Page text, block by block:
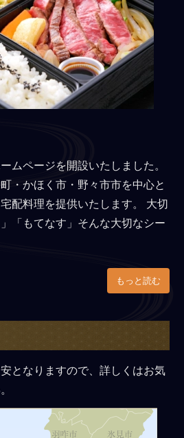
ムページを開設いたしました。
・かほく市・野々市市を中心と
配料理を提供いたします。 大切
「もてなす」そんな大切なシー
もっと読む
となりますので、詳しくはお気